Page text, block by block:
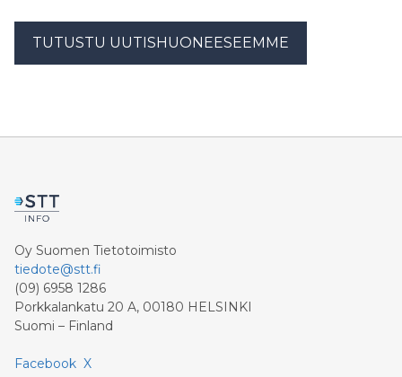
TUTUSTU UUTISHUONEESEEMME
Oy Suomen Tietotoimisto
tiedote@stt.fi
(09) 6958 1286
Porkkalankatu 20 A, 00180 HELSINKI
Suomi – Finland
Facebook X